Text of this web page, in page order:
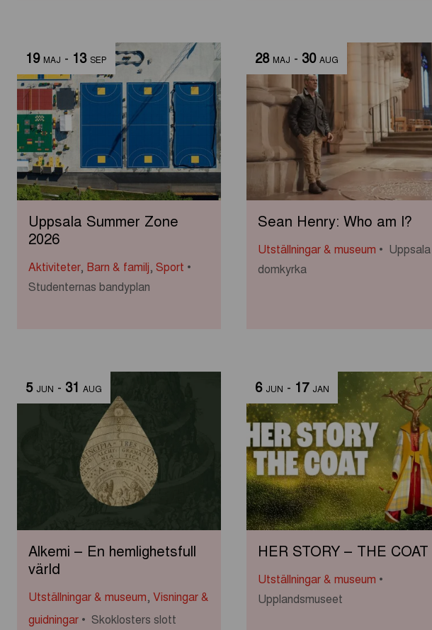
19 MAJ - 13 SEP
Uppsala Summer Zone
2026
Aktiviteter, Barn & familj, Sport
Studenternas bandyplan
28 MAJ - 30 AUG
Sean Henry: Who am I?
Utställningar & museum
Uppsala
domkyrka
5 JUN - 31 AUG
Alkemi – En hemlighetsfull
värld
Utställningar & museum, Visningar &
guidningar
Skoklosters slott
6 JUN - 17 JAN
HER STORY – THE COAT
Utställningar & museum
Upplandsmuseet